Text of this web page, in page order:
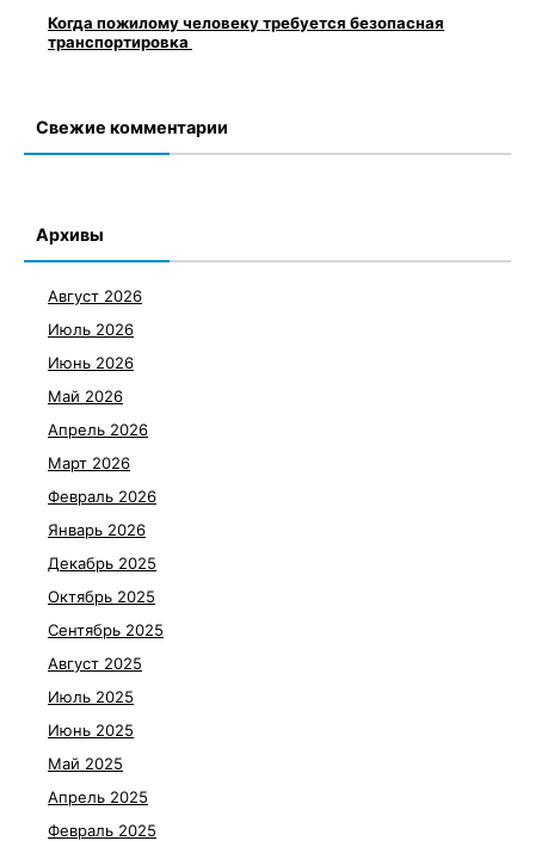
Когда пожилому человеку требуется безопасная
транспортировка
Свежие комментарии
Архивы
Август 2026
Июль 2026
Июнь 2026
Май 2026
Апрель 2026
Март 2026
Февраль 2026
Январь 2026
Декабрь 2025
Октябрь 2025
Сентябрь 2025
Август 2025
Июль 2025
Июнь 2025
Май 2025
Апрель 2025
Февраль 2025